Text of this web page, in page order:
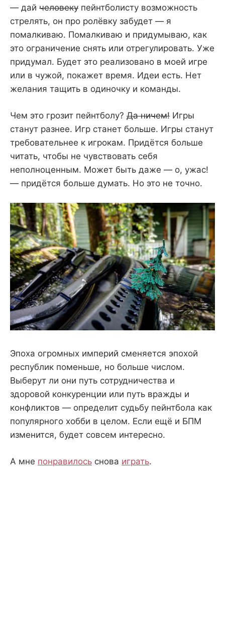
— дай человеку пейнтболисту возможность
стрелять, он про ролёвку забудет — я
помалкиваю. Помалкиваю и придумываю, как
это ограничение снять или отрегулировать. Уже
придумал. Будет это реализовано в моей игре
или в чужой, покажет время. Идеи есть. Нет
желания тащить в одиночку и команды.
Чем это грозит пейнтболу? Да ничем! Игры
станут разнее. Игр станет больше. Игры станут
требовательнее к игрокам. Придётся больше
читать, чтобы не чувствовать себя
неполноценным. Может быть даже — о, ужас!
— придётся больше думать. Но это не точно.
Эпоха огромных империй сменяется эпохой
республик поменьше, но больше числом.
Выберут ли они путь сотрудничества и
здоровой конкуренции или путь вражды и
конфликтов — определит судьбу пейнтбола как
популярного хобби в целом. Если ещё и БПМ
изменится, будет совсем интересно.
А мне понравилось снова играть.